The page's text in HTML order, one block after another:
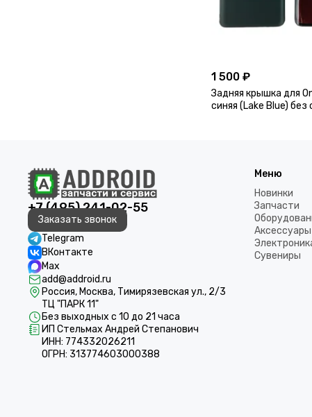
1 500 ₽
Задняя крышка для
синяя (Lake Blue) без
+7 (495) 241-02-55
Заказать звонок
Telegram
ВКонтакте
Max
add@addroid.ru
Россия, Москва, Тимирязевская ул., 2/3
ТЦ "ПАРК 11"
Без выходных с 10 до 21 часа
ИП Стельмах Андрей Степанович
ИНН: 774332026211
ОГРН: 313774603000388
Меню
Новинки
Запчасти
Аксессуары
Сувениры